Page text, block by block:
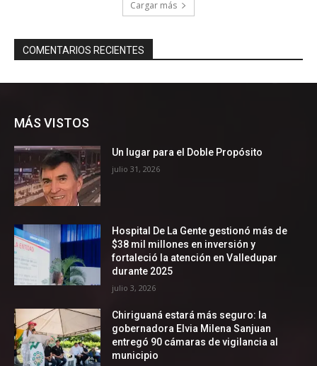
MÁS VISTOS
Un lugar para el Doble Propósito
julio 31, 2026
Hospital De La Gente gestionó más de
$38 mil millones en inversión y
fortaleció la atención en Valledupar
durante 2025
julio 3, 2026
Chiriguaná estará más seguro: la
gobernadora Elvia Milena Sanjuan
entregó 90 cámaras de vigilancia al
municipio